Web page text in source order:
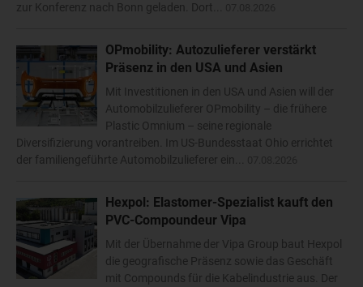
zur Konferenz nach Bonn geladen. Dort...
OPmobility: Autozulieferer verstärkt
Präsenz in den USA und Asien
Mit Investitionen in den USA und Asien will der
Automobilzulieferer OPmobility – die frühere
Plastic Omnium – seine regionale
Diversifizierung vorantreiben. Im US-Bundesstaat Ohio errichtet
der familiengeführte Automobilzulieferer ein...
Hexpol: Elastomer-Spezialist kauft den
PVC-Compoundeur Vipa
Mit der Übernahme der Vipa Group baut Hexpol
die geografische Präsenz sowie das Geschäft
mit Compounds für die Kabelindustrie aus. Der